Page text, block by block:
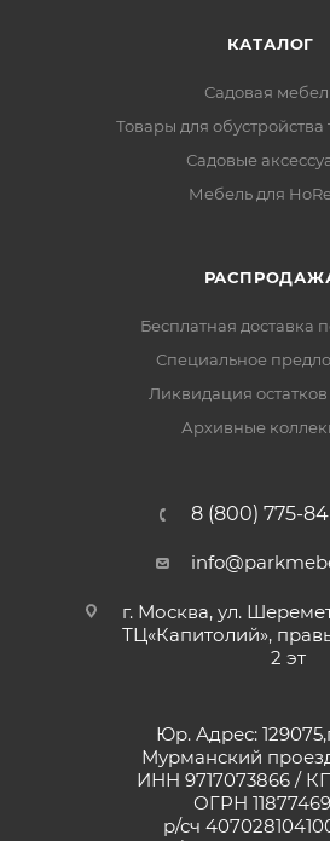
КАТАЛОГ
Садовая
Товары для
Садовые
Мебель для
Бесплатная доставка
Специальное
Ликвидация
Архивные
8 (800) 775-
г. Москва, ул.
ТЦ«Капитолий»,
2 эт
Юр. Адрес:
Мурманский
ИНН 9717073866 /
ОГРН
р/сч